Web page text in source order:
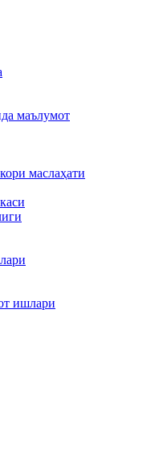
маълумот
маслаҳати
ишлари